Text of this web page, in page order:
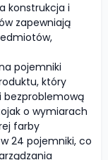
konstrukcja i
zapewniają
pojemniki
który
bezproblemową
o wymiarach
farby
24 pojemniki, co